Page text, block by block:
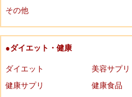
その他
●ダイエット・健康
ダイエット
美容サプリ
健康サプリ
健康食品